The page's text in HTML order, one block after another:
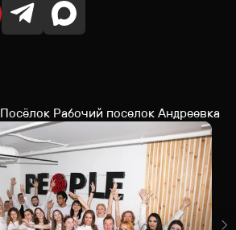
Посёлок Рабочий поселок Андреевка